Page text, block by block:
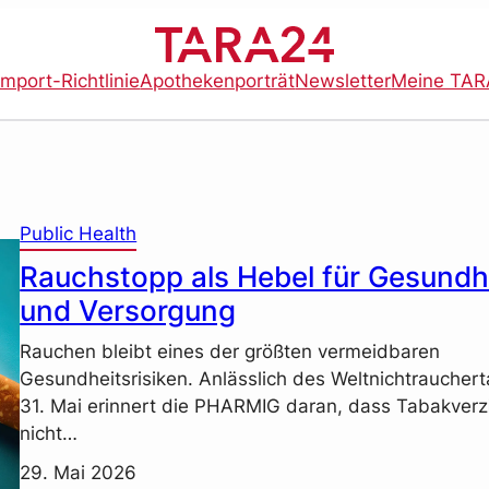
RichtlinieApothekenporträtNewsletterMeine
Public Health
Rauchstopp als Hebel für
und Versorgung
Rauchen bleibt eines der größten vermeidbaren
Gesundheitsrisiken. Anlässlich des
31. Mai erinnert die PHARMIG daran, dass
nicht…
29. Mai 2026